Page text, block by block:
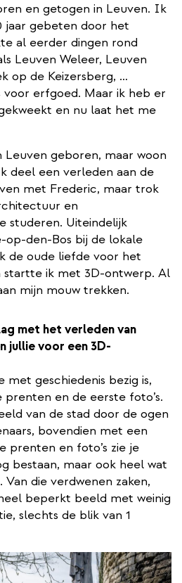
en getogen in Leuven. Ik
jaar gebeten door het
al eerder dingen rond
Leuven Weleer, Leuven
op de Keizersberg, …
voor erfgoed. Maar ik heb er
en nu laat het me
Leuven geboren, maar woon
deel een verleden aan de
met Frederic, maar trok
en
studeren. Uiteindelijk
op-den-Bos bij de lokale
de oude liefde voor het
ik met 3D-ontwerp. Al
mijn mouw trekken.
met het verleden van
jullie voor een 3D-
met geschiedenis bezig is,
en de eerste foto’s.
van de stad door de ogen
bovendien met een
prenten en foto’s zie je
bestaan, maar ook heel wat
die verdwenen zaken,
beperkt beeld met weinig
slechts de blik van 1